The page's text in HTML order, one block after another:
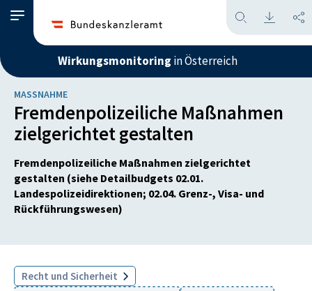
Wirkungsmonitoring in Österreich
MASSNAHME
Fremdenpolizeiliche Maßnahmen
zielgerichtet gestalten
Fremdenpolizeiliche Maßnahmen zielgerichtet
gestalten (siehe Detailbudgets 02.01.
Landespolizeidirektionen; 02.04. Grenz-, Visa- und
Rückführungswesen)
Recht und Sicherheit